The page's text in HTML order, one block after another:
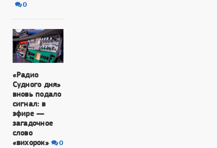
0
«Радио
Судного дня»
вновь подало
сигнал: в
эфире —
загадочное
слово
«вихорок»
0